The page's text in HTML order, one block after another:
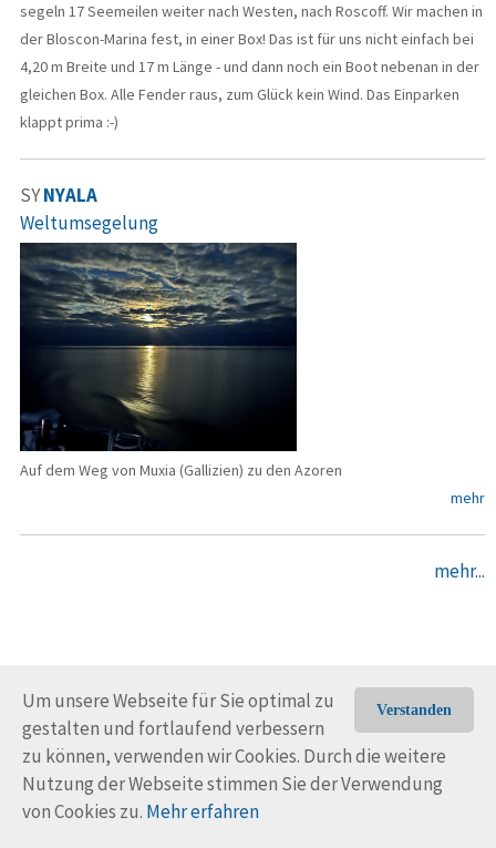
Verstanden
Um unsere Webseite für Sie optimal zu
gestalten und fortlaufend verbessern
zu können, verwenden wir Cookies. Durch die weitere
Nutzung der Webseite stimmen Sie der Verwendung
von Cookies zu. Mehr erfahren
segeln 17 Seemeilen weiter nach Westen, nach Roscoff. Wir machen in
der Bloscon-Marina fest, in einer Box! Das ist für uns nicht einfach bei
4,20 m Breite und 17 m Länge - und dann noch ein Boot nebenan in der
gleichen Box. Alle Fender raus, zum Glück kein Wind. Das Einparken
klappt prima :-)
SYNYALA
Weltumsegelung
Auf dem Weg von Muxia (Gallizien) zu den Azoren
mehr
mehr...
© Trans-Ocean e.V. 2010-2026 Impressum
Nutzungsbedingungen
Rechtliche Hinweise